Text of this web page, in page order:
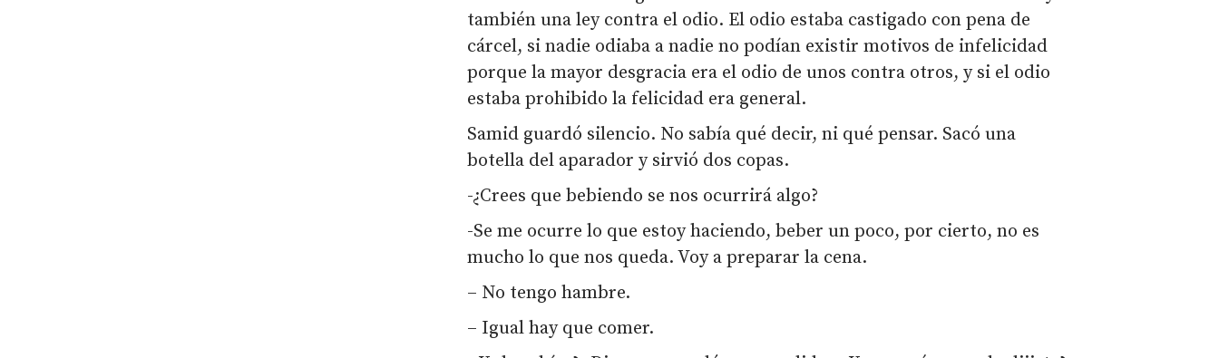
también una ley contra el odio. El odio estaba castigado con pena de
cárcel, si nadie odiaba a nadie no podían existir motivos de infelicidad
porque la mayor desgracia era el odio de unos contra otros, y si el odio
estaba prohibido la felicidad era general.
Samid guardó silencio. No sabía qué decir, ni qué pensar. Sacó una
botella del aparador y sirvió dos copas.
-¿Crees que bebiendo se nos ocurrirá algo?
-Se me ocurre lo que estoy haciendo, beber un poco, por cierto, no es
mucho lo que nos queda. Voy a preparar la cena.
– No tengo hambre.
– Igual hay que comer.